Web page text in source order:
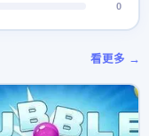
0
看更多 →